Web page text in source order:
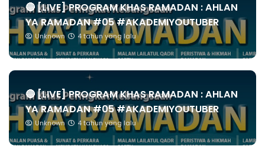
🔴 [LIVE] PROGRAM KHAS RAMADAN : AHLAN
YA RAMADAN #05 #AKADEMIYOUTUBER
Unknown 4 tahun yang lalu
🔴 [LIVE] PROGRAM KHAS RAMADAN : AHLAN
YA RAMADAN #05 #AKADEMIYOUTUBER
Unknown 4 tahun yang lalu